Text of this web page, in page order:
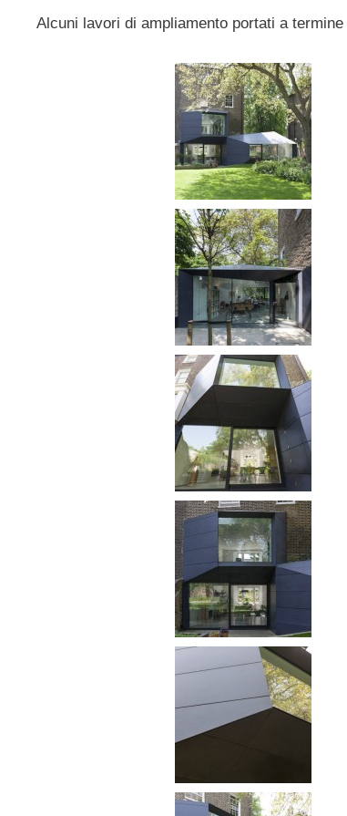
Alcuni lavori di ampliamento portati a